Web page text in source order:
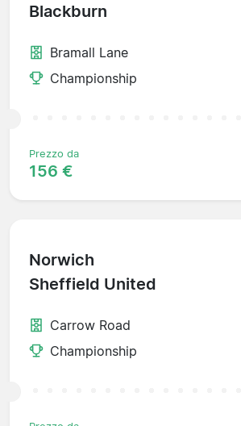
Blackburn
Bramall Lane
Championship
Prezzo da
156 €
Norwich
Sheffield United
Carrow Road
Championship